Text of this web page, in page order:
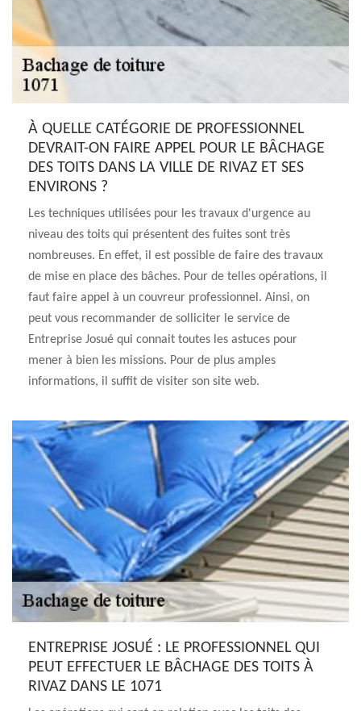
À QUELLE CATÉGORIE DE PROFESSIONNEL
DEVRAIT-ON FAIRE APPEL POUR LE BÂCHAGE
DES TOITS DANS LA VILLE DE RIVAZ ET SES
ENVIRONS ?
Les techniques utilisées pour les travaux d'urgence au
niveau des toits qui présentent des fuites sont très
nombreuses. En effet, il est possible de faire des travaux
de mise en place des bâches. Pour de telles opérations, il
faut faire appel à un couvreur professionnel. Ainsi, on
peut vous recommander de solliciter le service de
Entreprise Josué qui connait toutes les astuces pour
mener à bien les missions. Pour de plus amples
informations, il suffit de visiter son site web.
ENTREPRISE JOSUÉ : LE PROFESSIONNEL QUI
PEUT EFFECTUER LE BÂCHAGE DES TOITS À
RIVAZ DANS LE 1071